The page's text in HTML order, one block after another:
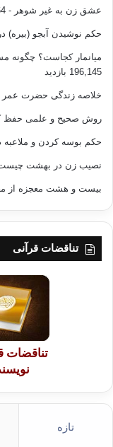
عشق زن به غیر شوهر - 280,264 بازدید
حکم نوشیدن آبجو (بیره)
میانمار کجاست؟ چگونه
196,145 بازدید
خلاصه زندگی حضرت عمر
روش صحیح و علمی حفظ
حکم بوسه کردن و ملاعبه
نصیب زن در بهشت
بیست و هشت معجزه از
تناقضات قرآنی
تناقضات
تازه